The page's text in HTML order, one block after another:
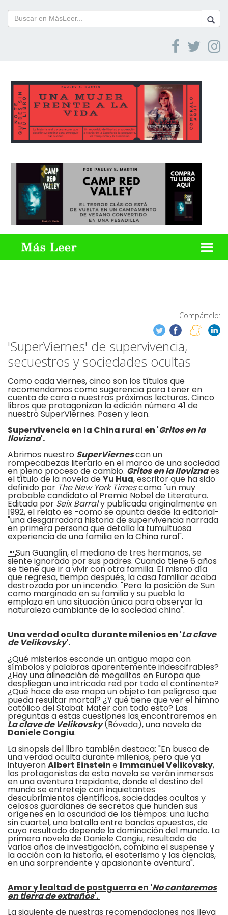
Compártelo:
'SuperViernes' de supervivencia,
secuestros y sociedades ocultas
Como cada viernes, cinco son los títulos que
recomendamos como sugerencia para tener en
cuenta de cara a nuestras próximas lecturas. Cinco
libros que protagonizan la edición número 41 de
nuestro SuperViernes. Pasen y lean.
Supervivencia en la China rural en 'Gritos en la
llovizna'.
Abrimos nuestro SuperViernescon un
rompecabezas literario en el marco de una sociedad
en pleno proceso de cambio. Gritos en la lloviznaes
el título de la novela deYu Hua, escritor que ha sido
definido por The New York Timescomo "un muy
probable candidato al Premio Nobel de Literatura.
Editada por Seix Barraly publicada originalmente en
1992, el relato es -como se apunta desde la editorial-
"una desgarradora historia de supervivencia narrada
en primera persona que detalla la tumultuosa
experiencia de una familia en la China rural".
Sun Guanglin, el mediano de tres hermanos, se
siente ignorado por sus padres. Cuando tiene 6 años
se tiene que ir a vivir con otra familia. El mismo día
que regresa, tiempo después, la casa familiar acaba
destrozada por un incendio. "Pero la posición de Sun
como marginado en su familia y su pueblo lo
emplaza en una situación única para observar la
naturaleza cambiante de la sociedad china".
Una verdad oculta durante milenios en 'La clave
de Velikovsky'.
¿Qué misterios esconde un antiguo mapa con
símbolos y palabras aparentemente indescifrables?
¿Hay una alineación de megalitos en Europa que
despliegan una intricada red por todo el continente?
¿Qué hace de ese mapa un objeto tan peligroso que
pueda resultar mortal? ¿Y qué tiene que ver el himno
católico del Stabat Mater con todo esto? Las
preguntas a estas cuestiones las encontraremos en
La clave de Velikovsky(Bóveda), una novela de
Daniele Congiu.
La sinopsis del libro también destaca: "En busca de
una verdad oculta durante milenios, pero que ya
intuyeronAlbert Einsteine Immanuel Velikovsky,
los protagonistas de esta novela se verán inmersos
en una aventura trepidante, donde el destino del
mundo se entreteje con inquietantes
descubrimientos científicos, sociedades ocultas y
celosos guardianes de secretos que hunden sus
orígenes en la oscuridad de los tiempos: una lucha
sin cuartel, una batalla entre bandos opuestos, de
cuyo resultado depende la dominación del mundo. La
primera novela de Daniele Congiu, resultado de
varios años de investigación, combina el suspense y
la acción con la historia, el esoterismo y las ciencias,
en una sorprendente y apasionante aventura".
Amor y lealtad de postguerra en 'No cantaremos
en tierra de extraños'.
La siguiente de nuestras recomendaciones nos lleva